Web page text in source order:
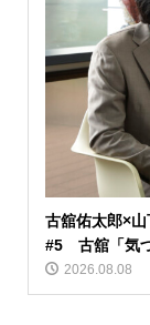
古舘佑太郎×
#5 古舘「気
2026.08.08